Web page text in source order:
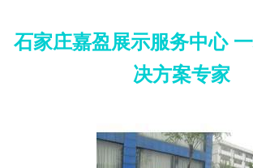
石家庄嘉盈展示服务中心
决方案专家